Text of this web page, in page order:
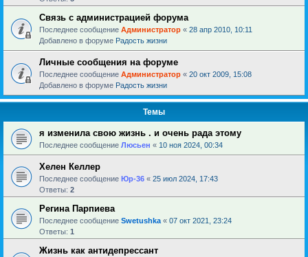
Связь с администрацией форума
Последнее сообщение Администратор « 28 апр 2010, 10:11
Добавлено в форуме Радость жизни
Личные сообщения на форуме
Последнее сообщение Администратор « 20 окт 2009, 15:08
Добавлено в форуме Радость жизни
Темы
я изменила свою жизнь . и очень рада этому
Последнее сообщение Люсьен « 10 ноя 2024, 00:34
Хелен Келлер
Последнее сообщение Юр-36 « 25 июл 2024, 17:43
Ответы: 2
Регина Парпиева
Последнее сообщение Swetushka « 07 окт 2021, 23:24
Ответы: 1
Жизнь как антидепрессант